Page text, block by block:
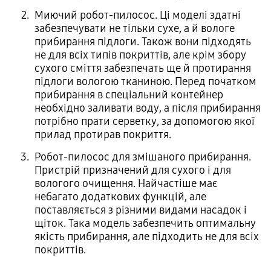
Миючий робот-пилосос. Ці моделі здатні
забезпечувати не тільки сухе, а й вологе
прибирання підлоги. Також вони підходять
не для всіх типів покриттів, але крім збору
сухого сміття забезпечать ще й протирання
підлоги вологою тканиною. Перед початком
прибирання в спеціальний контейнер
необхідно заливати воду, а після прибирання
потрібно прати серветку, за допомогою якої
прилад протирав покриття.
Робот-пилосос для змішаного прибирання.
Пристрій призначений для сухого і для
вологого очищення. Найчастіше має
небагато додаткових функцій, але
поставляється з різними видами насадок і
щіток. Така модель забезпечить оптимальну
якість прибирання, але підходить не для всіх
покриттів.